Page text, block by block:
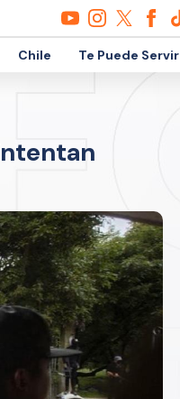
Chile Te Puede Servir